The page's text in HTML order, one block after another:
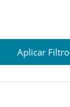
Aplicar Filtro